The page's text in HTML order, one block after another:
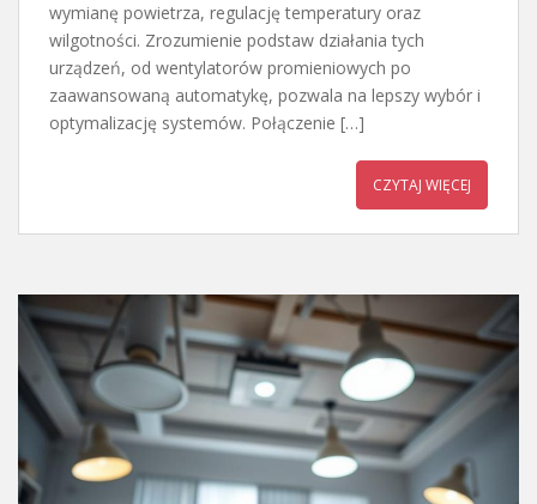
wymianę powietrza, regulację temperatury oraz
wilgotności. Zrozumienie podstaw działania tych
urządzeń, od wentylatorów promieniowych po
zaawansowaną automatykę, pozwala na lepszy wybór i
optymalizację systemów. Połączenie […]
CZYTAJ WIĘCEJ